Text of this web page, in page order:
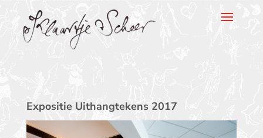
Klaartje Scheer
Expositie Uithangtekens 2017